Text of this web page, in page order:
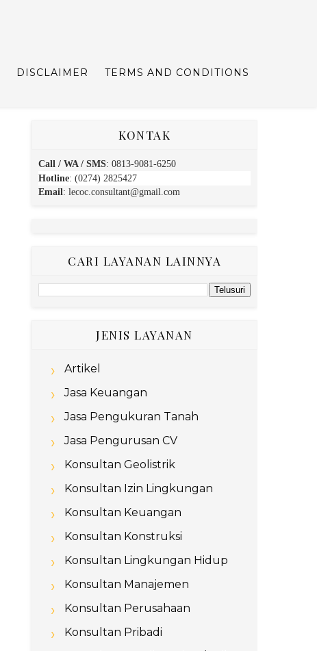
DISCLAIMER TERMS AND CONDITIONS
KONTAK
Call / WA / SMS: 0813-9081-6250
Hotline: (0274) 2825427
Email: lecoc.consultant@gmail.com
CARI LAYANAN LAINNYA
JENIS LAYANAN
Artikel
Jasa Keuangan
Jasa Pengukuran Tanah
Jasa Pengurusan CV
Konsultan Geolistrik
Konsultan Izin Lingkungan
Konsultan Keuangan
Konsultan Konstruksi
Konsultan Lingkungan Hidup
Konsultan Manajemen
Konsultan Perusahaan
Konsultan Pribadi